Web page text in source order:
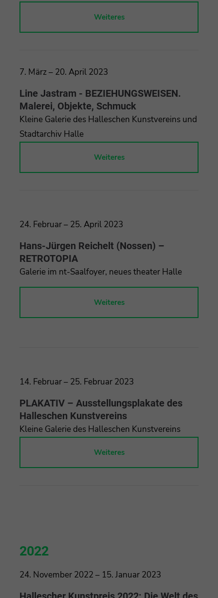
Weiteres
7. März – 20. April 2023
Line Jastram - BEZIEHUNGSWEISEN.
Malerei, Objekte, Schmuck
Kleine Galerie des Halleschen Kunstvereins und
Stadtarchiv Halle
Weiteres
24. Februar – 25. April 2023
Hans-Jürgen Reichelt (Nossen) –
RETROTOPIA
Galerie im nt-Saalfoyer, neues theater Halle
Weiteres
14. Februar – 25. Februar 2023
PLAKATIV – Ausstellungsplakate des
Halleschen Kunstvereins
Kleine Galerie des Halleschen Kunstvereins
Weiteres
2022
24. November 2022 – 15. Januar 2023